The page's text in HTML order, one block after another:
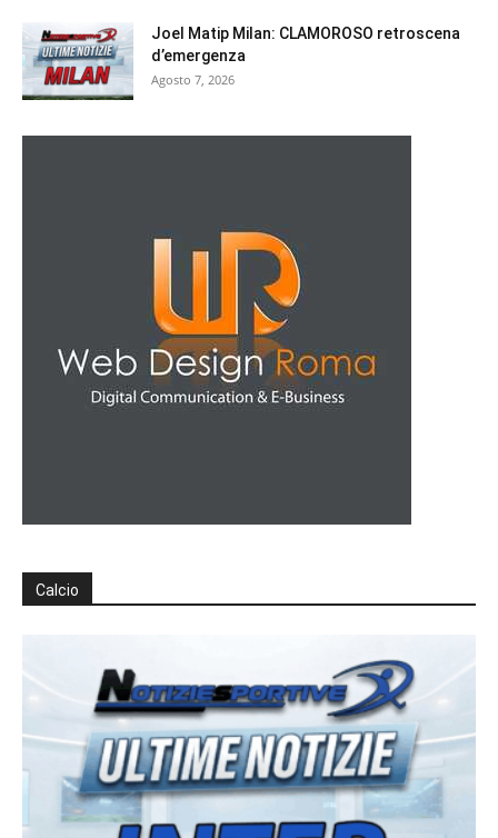
Joel Matip Milan: CLAMOROSO retroscena
d’emergenza
Agosto 7, 2026
Calcio